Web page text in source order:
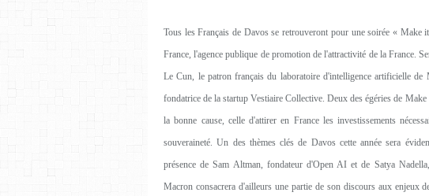
Tous les Français de Davos se retrouveront pour une soirée «
France, l'agence publique de promotion de l'attractivité de la France.
Le Cun, le patron français du laboratoire d'intelligence artificielle
fondatrice de la startup Vestiaire Collective. Deux des égéries de
la bonne cause, celle d'attirer en France les investissements
souveraineté. Un des thèmes clés de Davos cette année sera
présence de Sam Altman, fondateur d'Open AI et de Satya
Macron consacrera d'ailleurs une partie de son discours aux enjeux